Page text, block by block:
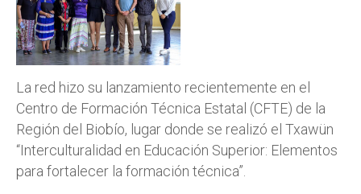
La red hizo su lanzamiento recientemente en el
Centro de Formación Técnica Estatal (CFTE) de la
Región del Biobío, lugar donde se realizó el Txawün
“Interculturalidad en Educación Superior: Elementos
para fortalecer la formación técnica”.